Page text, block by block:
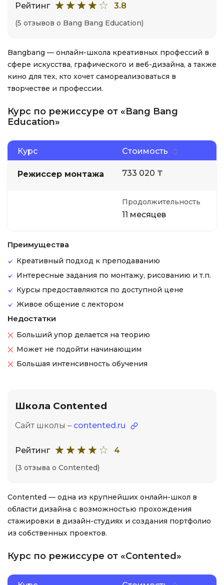
Рейтинг 3.8
(5 отзывов о Bang Bang Education)
Bangbang — онлайн-школа креативных профессий в
сфере искусства, графического и веб-дизайна, а также
кино для тех, кто хочет самореализоваться в
творчестве и профессии.
Курс по режиссуре от «Bang Bang
Education»
Курс Стоимость
Режиссер монтажа 733 020 ₸
Продолжительность
11 месяцев
Преимущества
Креативный подход к преподаванию
Интересные задания по монтажу, рисованию и т.п.
Курсы предоставляются по доступной цене
Живое общение с лектором
Недостатки
Больший упор делается на теорию
Может не подойти начинающим
Большая интенсивность обучения
Школа Contented
Сайт школы – contented.ru
Рейтинг 4
(3 отзыва о Contented)
Contented — одна из крупнейших онлайн-школ в
области дизайна с возможностью прохождения
стажировки в дизайн-студиях и создания портфолио
из собственных проектов.
Курс по режиссуре от «Contented»